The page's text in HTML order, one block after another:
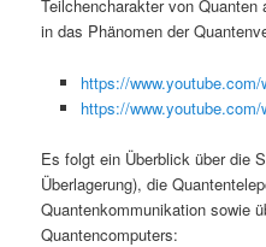
Teilchencharakter von
in das Phänomen der
https://
https://
Es folgt ein Überblick über die
Überlagerung), die
Quantenkommunikation sowie
Quantencomputers: